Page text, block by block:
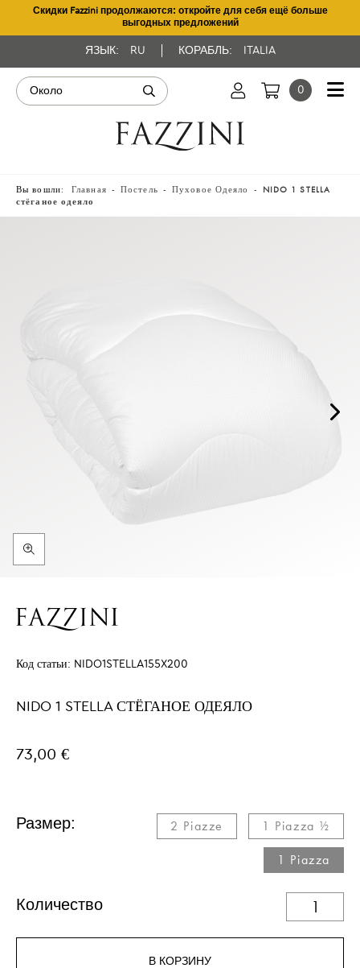
Скидки Fazzini продолжаются: откройте для себя ещё больше
выгодных предложений
ЯЗЫК: RU КОРАБЛЬ: ITALIA
0
Вы вошли: Главная Постель Пуховое Одеяло
NIDO 1 STELLA
стёганое одеяло
Код статьи: NIDO1STELLA155X200
NIDO 1 STELLA СТЁГАНОЕ ОДЕЯЛО
73,00 €
Размер: 2 Piazze
1 Piazza ½
1 Piazza
Количество
В КОРЗИНУ